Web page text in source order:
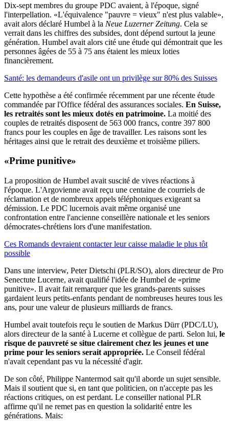
Dix-sept membres du groupe PDC avaient, à l'époque, signé
l'interpellation. «L'équivalence "pauvre = vieux" n'est plus valable»,
avait alors déclaré Humbel à la Neue Luzerner Zeitung. Cela se
verrait dans les chiffres des subsides, dont dépend surtout la jeune
génération. Humbel avait alors cité une étude qui démontrait que les
personnes âgées de 55 à 75 ans étaient les mieux loties
financièrement.
Santé: les demandeurs d'asile ont un privilège sur 80% des Suisses
Cette hypothèse a été confirmée récemment par une récente étude
commandée par l'Office fédéral des assurances sociales. En Suisse,
les retraités sont les mieux dotés en patrimoine. La moitié des
couples de retraités disposent de 563 000 francs, contre 397 800
francs pour les couples en âge de travailler. Les raisons sont les
héritages ainsi que le retrait des deuxième et troisième piliers.
«Prime punitive»
La proposition de Humbel avait suscité de vives réactions à
l'époque. L'Argovienne avait reçu une centaine de courriels de
réclamation et de nombreux appels téléphoniques exigeant sa
démission. Le PDC lucernois avait même organisé une
confrontation entre l'ancienne conseillère nationale et les seniors
démocrates-chrétiens lors d'une manifestation.
Ces Romands devraient contacter leur caisse maladie le plus tôt
possible
Dans une interview, Peter Dietschi (PLR/SO), alors directeur de Pro
Senectute Lucerne, avait qualifié l'idée de Humbel de «prime
punitive». Il avait fait remarquer que les grands-parents suisses
gardaient leurs petits-enfants pendant de nombreuses heures tous les
ans, pour une valeur de plusieurs milliards de francs.
Humbel avait toutefois reçu le soutien de Markus Dürr (PDC/LU),
alors directeur de la santé à Lucerne et collègue de parti. Selon lui, le
risque de pauvreté se situe clairement chez les jeunes et une
prime pour les seniors serait appropriée. Le Conseil fédéral
n'avait cependant pas vu la nécessité d'agir.
De son côté, Philippe Nantermod sait qu'il aborde un sujet sensible.
Mais il soutient que si, en tant que politicien, on n'accepte pas les
réactions critiques, on est perdant. Le conseiller national PLR
affirme qu'il ne remet pas en question la solidarité entre les
générations. Mais: